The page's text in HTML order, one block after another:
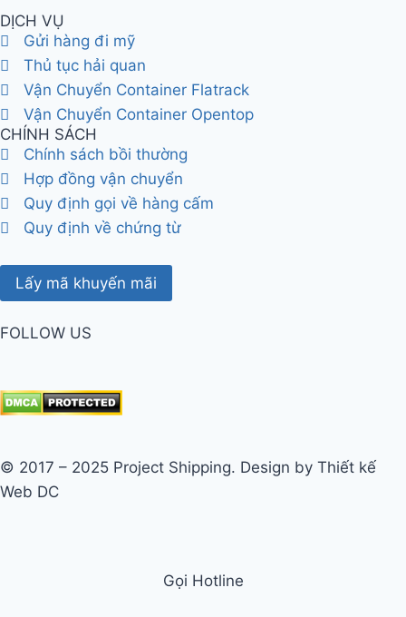
DỊCH VỤ
Gửi hàng đi mỹ
Thủ tục hải quan
Vận Chuyển Container Flatrack
Vận Chuyển Container Opentop
CHÍNH SÁCH
Chính sách bồi thường
Hợp đồng vận chuyển
Quy định gọi về hàng cấm
Quy định về chứng từ
Lấy mã khuyến mãi
FOLLOW US
© 2017 – 2025 Project Shipping. Design by Thiết kế
Web DC
Gọi Hotline